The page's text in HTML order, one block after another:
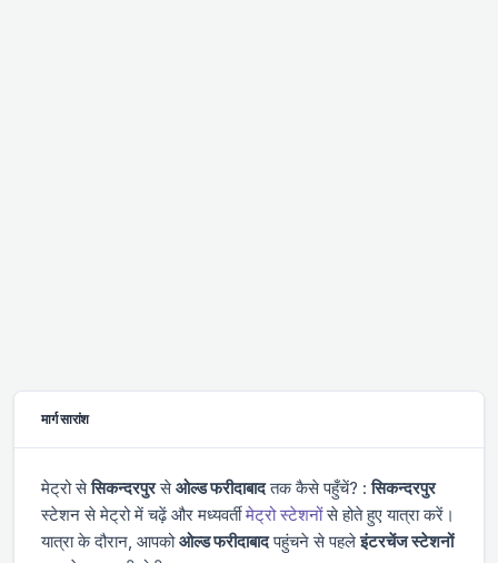
मार्ग सारांश
मेट्रो सेसिकन्दरपुरसेओल्ड फरीदाबादतक कैसे पहुँचें? :सिकन्दरपुर
स्टेशन से मेट्रो में चढ़ें औरमध्यवर्तीमेट्रो स्टेशनोंसे होते हुए यात्रा करें।
यात्रा के दौरान, आपकोओल्ड फरीदाबादपहुंचने से पहलेइंटरचेंज स्टेशनों